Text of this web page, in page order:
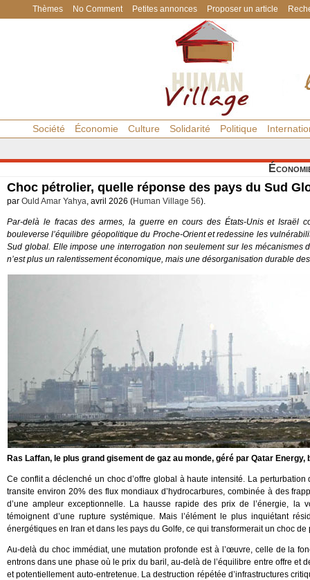
Thèmes No Comment Petites annonces Proposer un article
Société Économie Culture Solidarité Politique
Choc pétrolier, quelle réponse des pays du Sud
par Ould Amar Yahya, avril 2026 (Human Village 56).
Par-delà le fracas des armes, la guerre en cours des États-Unis et Israël
bouleverse l’équilibre géopolitique du Proche-Orient et redessine les
Sud global. Elle impose une interrogation non seulement sur les
n’est plus un ralentissement économique, mais une désorganisation durable
Ras Laffan, le plus grand gisement de gaz au monde, géré par Qatar Energy,
Ce conflit a déclenché un choc d’offre global à haute intensité. La
transite environ 20% des flux mondiaux d’hydrocarbures, combinée à des
d’une ampleur exceptionnelle. La hausse rapide des prix de l’énergie, la
témoignent d’une rupture systémique. Mais l’élément le plus inquiétant
énergétiques en Iran et dans les pays du Golfe, ce qui transformerait un choc
Au-delà du choc immédiat, une mutation profonde est à l’œuvre, celle de la
entrons dans une phase où le prix du baril, au-delà de l’équilibre entre offre
et potentiellement auto-entretenue. La destruction répétée d’infrastructures